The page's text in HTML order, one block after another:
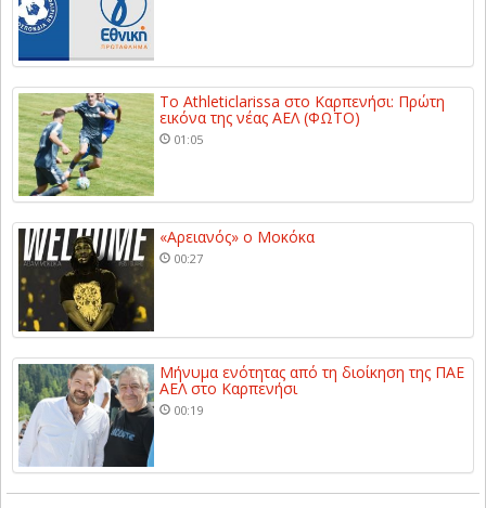
Το Athleticlarissa στο Καρπενήσι: Πρώτη
εικόνα της νέας ΑΕΛ (ΦΩΤΟ)
01:05
«Αρειανός» ο Μοκόκα
00:27
Μήνυμα ενότητας από τη διοίκηση της ΠΑΕ
ΑΕΛ στο Καρπενήσι
00:19